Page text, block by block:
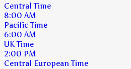
Central Time
8:00 AM
Pacific Time
6:00 AM
UK Time
2:00 PM
Central European Time